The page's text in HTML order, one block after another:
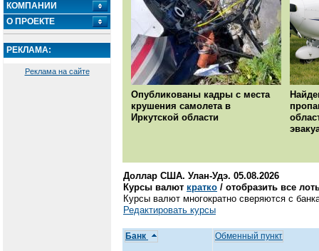
КОМПАНИИ
О ПРОЕКТЕ
РЕКЛАМА:
Реклама на сайте
Опубликованы кадры с места
крушения самолета в
Иркутской области
Доллар США. Улан-Удэ. 05.08.2026
Курсы валют кратко / отобразить все
Курсы валют многократно сверяются с
Редактировать курсы
Банк Обменный пункт